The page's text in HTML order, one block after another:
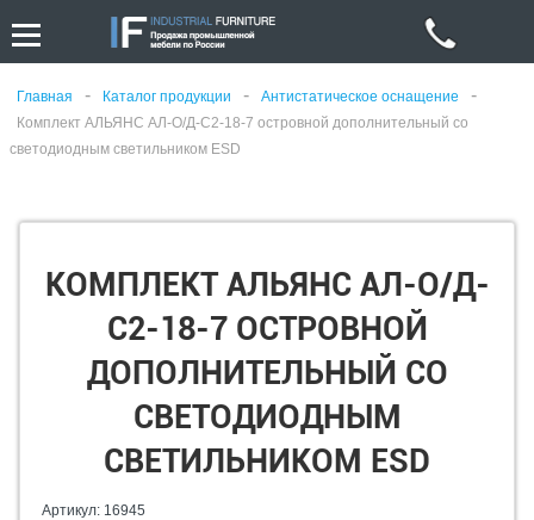
Главная - Каталог продукции - Антистатическое оснащение -
Комплект АЛЬЯНС АЛ-О/Д-С2-18-7 островной дополнительный со
светодиодным светильником ESD
КОМПЛЕКТ АЛЬЯНС АЛ-О/Д-
С2-18-7 ОСТРОВНОЙ
ДОПОЛНИТЕЛЬНЫЙ СО
СВЕТОДИОДНЫМ
СВЕТИЛЬНИКОМ ESD
Артикул: 16945